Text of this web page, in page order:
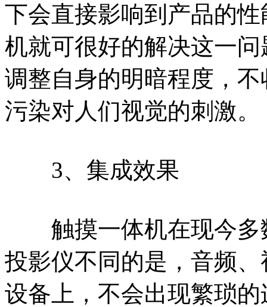
下会直接影响到产品的
机就可很好的解决这一
调整自身的明暗程度，
污染对人们视觉的刺激。
3、集成效果
触摸一体机在现今多
投影仪不同的是，音频
设备上，不会出现繁琐